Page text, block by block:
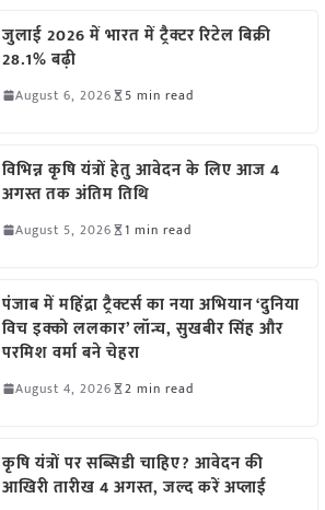
जुलाई 2026 में भारत में ट्रैक्टर रिटेल बिक्री
28.1% बढ़ी
August 6, 2026 5 min read
विभिन्न कृषि यंत्रों हेतु आवेदन के लिए आज 4
अगस्त तक अंतिम तिथि
August 5, 2026 1 min read
पंजाब में महिंद्रा ट्रैक्टर्स का नया अभियान ‘दुनिया
विच इक्को ललकार’ लॉन्च, सुखबीर सिंह और
परमिश वर्मा बने चेहरा
August 4, 2026 2 min read
कृषि यंत्रों पर सब्सिडी चाहिए? आवेदन की
आखिरी तारीख 4 अगस्त, जल्द करें अप्लाई